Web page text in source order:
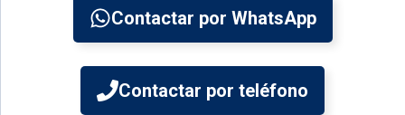
Contactar por WhatsApp
Contactar por teléfono